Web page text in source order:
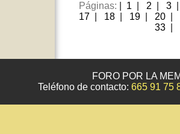
Páginas: 1 2 3
17
18 19 20
33
FORO POR LA
Teléfono de contacto: 665 91 75